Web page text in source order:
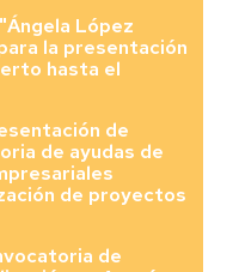
López
la presentación
hasta el
de
de ayudas de
de proyectos
de